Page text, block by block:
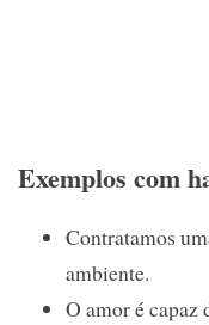
Exemplos com
Contratamos
ambiente.
O amor é